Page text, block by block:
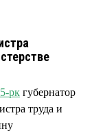
рк губернатор
труда и